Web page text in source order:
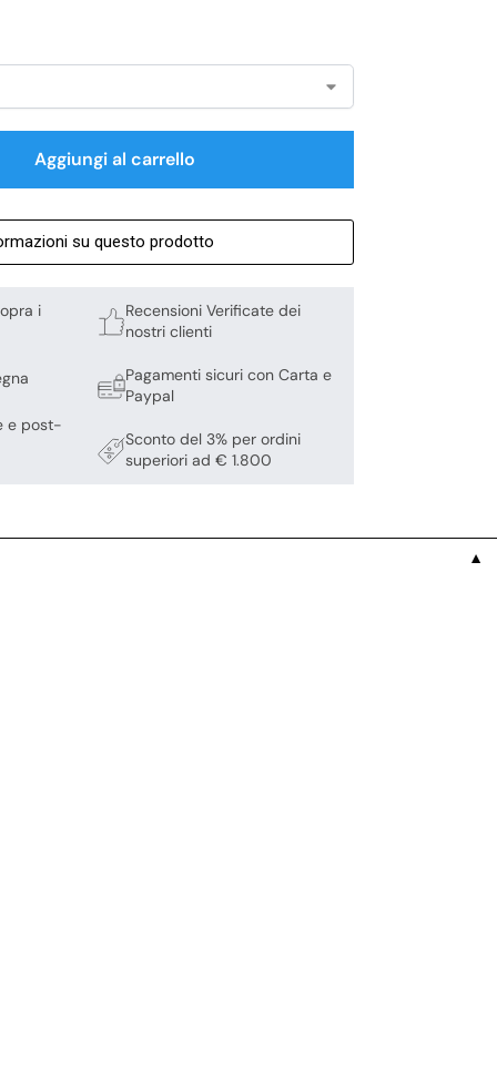
Aggiungi al carrello
su questo prodotto
i
e post-
Recensioni Verificate dei
nostri clienti
Pagamenti sicuri con Carta e
Paypal
Sconto del 3% per ordini
superiori ad € 1.800
▼